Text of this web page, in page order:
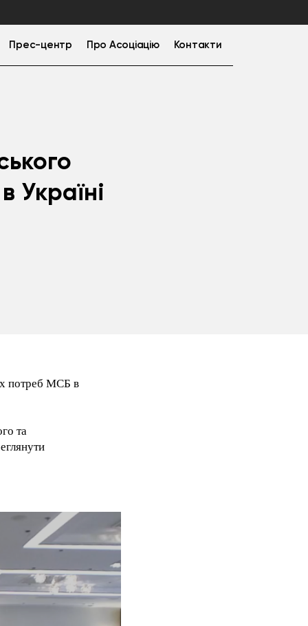
Прес-центр Про Асоціацію Контакти
Україні
потреб МСБ в
та